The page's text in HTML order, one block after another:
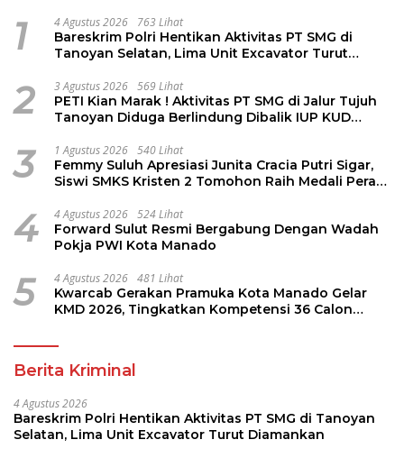
1 4 Agustus 2026 763 Lihat
Bareskrim Polri Hentikan Aktivitas PT SMG di
Tanoyan Selatan, Lima Unit Excavator Turut
2 3 Agustus 2026 569 Lihat
PETI Kian Marak ! Aktivitas PT SMG di Jalur Tujuh
Tanoyan Diduga Berlindung Dibalik IUP KUD
3 1 Agustus 2026 540 Lihat
Femmy Suluh Apresiasi Junita Cracia Putri Sigar,
Siswi SMKS Kristen 2 Tomohon Raih Medali Perak
4 4 Agustus 2026 524 Lihat
Forward Sulut Resmi Bergabung Dengan Wadah
Pokja PWI Kota Manado
5 4 Agustus 2026 481 Lihat
Kwarcab Gerakan Pramuka Kota Manado Gelar
KMD 2026, Tingkatkan Kompetensi 36 Calon
Berita Kriminal
4 Agustus 2026
Bareskrim Polri Hentikan Aktivitas PT SMG di Tanoyan
Selatan, Lima Unit Excavator Turut Diamankan